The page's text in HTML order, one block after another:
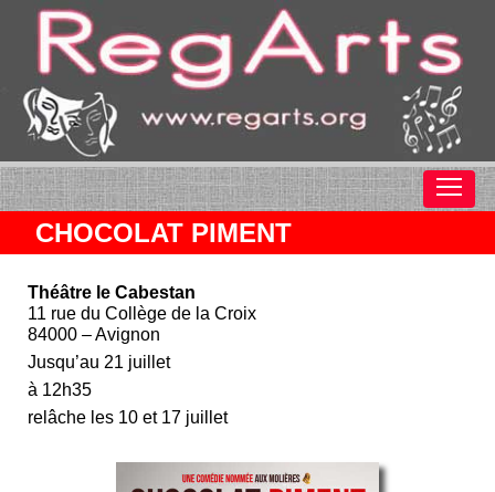
CHOCOLAT PIMENT
Théâtre le Cabestan
11 rue du Collège de la Croix
84000 – Avignon
Jusqu’au 21 juillet
à 12h35
relâche les 10 et 17 juillet